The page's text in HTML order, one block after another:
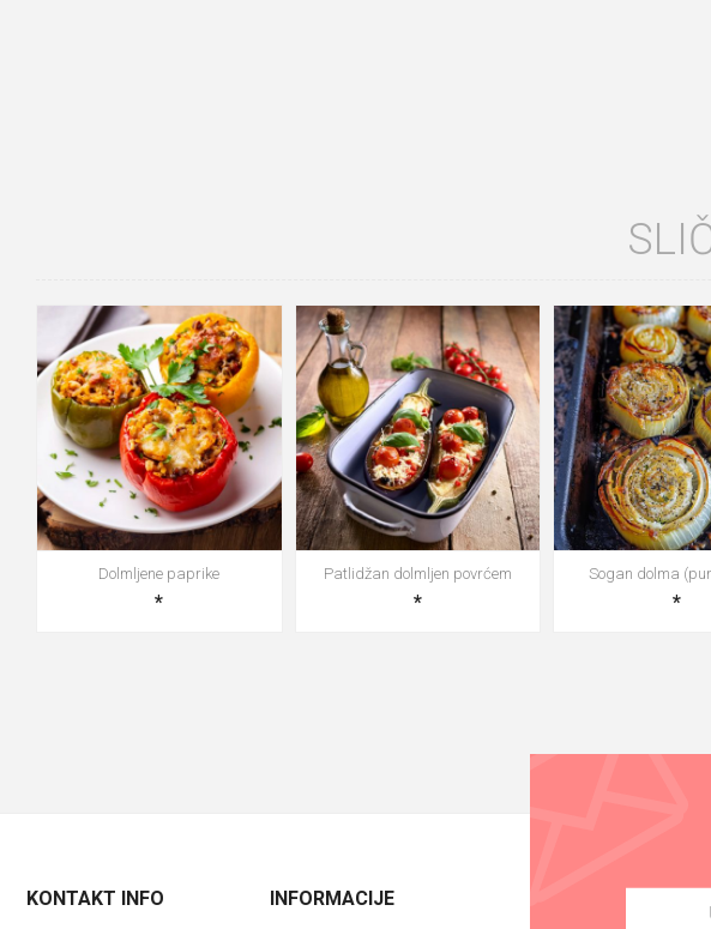
Dolmljene paprike
*
Patlidžan dolmljen povrćem
*
Sogan dolma
*
KONTAKT INFO INFORMACIJE